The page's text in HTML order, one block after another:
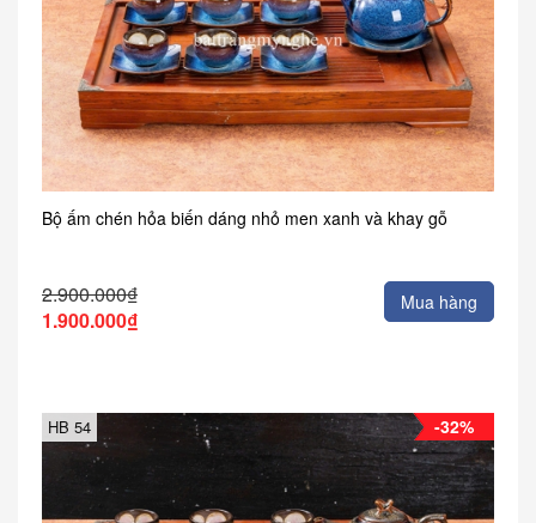
Bộ ấm chén hỏa biến dáng nhỏ men xanh và khay gỗ
2.900.000₫
1.900.000₫
Mua hàng
-32%
HB 54